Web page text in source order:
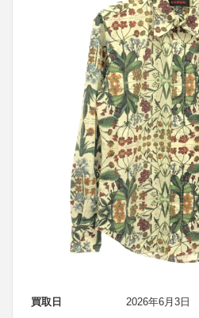
買取日 2026年6月3日